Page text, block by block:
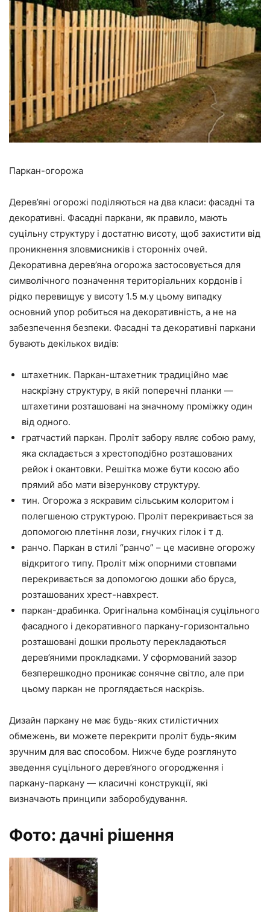
Паркан-огорожа
Дерев’яні огорожі поділяються на два класи: фасадні та
декоративні. Фасадні паркани, як правило, мають
суцільну структуру і достатню висоту, щоб захистити від
проникнення зловмисників і сторонніх очей.
Декоративна дерев’яна огорожа застосовується для
символічного позначення територіальних кордонів і
рідко перевищує у висоту 1.5 м.у цьому випадку
основний упор робиться на декоративність, а не на
забезпечення безпеки. Фасадні та декоративні паркани
бувають декількох видів:
штахетник. Паркан-штахетник традиційно має
наскрізну структуру, в якій поперечні планки —
штахетини розташовані на значному проміжку один
від одного.
гратчастий паркан. Проліт забору являє собою раму,
яка складається з хрестоподібно розташованих
рейок і окантовки. Решітка може бути косою або
прямий або мати візерункову структуру.
тин. Огорожа з яскравим сільським колоритом і
полегшеною структурою. Проліт перекривається за
допомогою плетіння лози, гнучких гілок і т д.
ранчо. Паркан в стилі “ранчо” – це масивне огорожу
відкритого типу. Проліт між опорними стовпами
перекривається за допомогою дошки або бруса,
розташованих хрест-навхрест.
паркан-драбинка. Оригінальна комбінація суцільного
фасадного і декоративного паркану-горизонтально
розташовані дошки прольоту перекладаються
дерев’яними прокладками. У сформований зазор
безперешкодно проникає сонячне світло, але при
цьому паркан не проглядається наскрізь.
Дизайн паркану не має будь-яких стилістичних
обмежень, ви можете перекрити проліт будь-яким
зручним для вас способом. Нижче буде розглянуто
зведення суцільного дерев’яного огородження і
паркану-паркану — класичні конструкції, які
визначають принципи заборобудування.
Фото: дачні рішення